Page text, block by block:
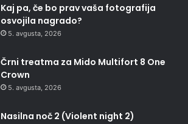
Kaj pa, če bo prav vaša fotografija
osvojila nagrado?
5. avgusta, 2026
Črni treatma za Mido Multifort 8 One
Crown
5. avgusta, 2026
Nasilna noč 2 (Violent night 2)